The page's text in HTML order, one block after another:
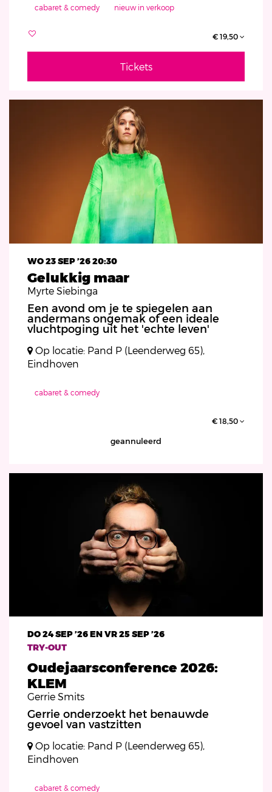
cabaret & comedy nieuw in verkoop
€ 19,50
Tickets
Gelukkig maar
Myrte Siebinga
WO 23 SEP ’2620:30
Een avond om je te spiegelen aan
andermans ongemak of een ideale
vluchtpoging uit het 'echte leven'
Op locatie: Pand P (Leenderweg 65),
Eindhoven
cabaret & comedy
€ 18,50
geannuleerd
Oudejaarsconference 2026:
KLEM
Gerrie Smits
TRY-OUT
DO 24 SEP ’26ENVR 25 SEP ’26
Gerrie onderzoekt het benauwde
gevoel van vastzitten
Op locatie: Pand P (Leenderweg 65),
Eindhoven
cabaret & comedy